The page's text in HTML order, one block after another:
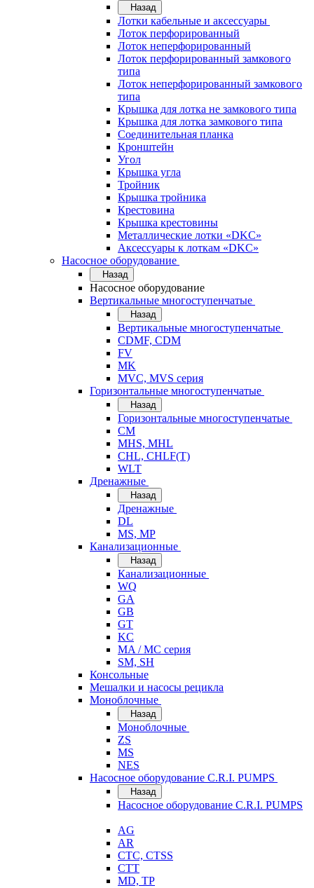
Назад
Лотки кабельные и аксессуары
Лоток перфорированный
Лоток неперфорированный
Лоток перфорированный замкового
типа
Лоток неперфорированный замкового
типа
Крышка для лотка не замкового типа
Крышка для лотка замкового типа
Соединительная планка
Кронштейн
Угол
Крышка угла
Тройник
Крышка тройника
Крестовина
Крышка крестовины
Металлические лотки «DKC»
Аксессуары к лоткам «DKC»
Насосное оборудование
Назад
Насосное оборудование
Вертикальные многоступенчатые
Назад
Вертикальные многоступенчатые
CDMF, CDM
FV
MK
MVC, MVS серия
Горизонтальные многоступенчатые
Назад
Горизонтальные многоступенчатые
CM
MHS, MHL
CHL, CHLF(T)
WLT
Дренажные
Назад
Дренажные
DL
MS, MP
Канализационные
Назад
Канализационные
WQ
GA
GB
GT
KC
MA / MC серия
SM, SH
Консольные
Мешалки и насосы рецикла
Моноблочные
Назад
Моноблочные
ZS
MS
NES
Насосное оборудование C.R.I. PUMPS
Назад
Насосное оборудование C.R.I. PUMPS
AG
AR
CTC, CTSS
CTT
MD, TP